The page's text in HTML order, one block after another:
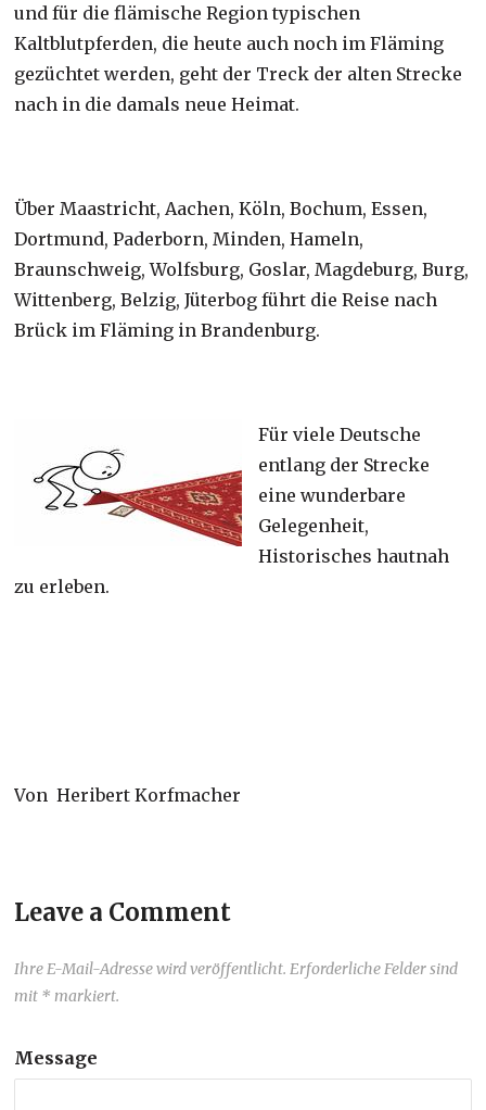
und für die flämische Region typischen
Kaltblutpferden, die heute auch noch im Fläming
gezüchtet werden, geht der Treck der alten Strecke
nach in die damals neue Heimat.
Über Maastricht, Aachen, Köln, Bochum, Essen,
Dortmund, Paderborn, Minden, Hameln,
Braunschweig, Wolfsburg, Goslar, Magdeburg, Burg,
Wittenberg, Belzig, Jüterbog führt die Reise nach
Brück im Fläming in Brandenburg.
Für viele Deutsche
entlang der Strecke
eine wunderbare
Gelegenheit,
Historisches hautnah
zu erleben.
Von Heribert Korfmacher
Leave a Comment
Ihre E-Mail-Adresse wird veröffentlicht. Erforderliche Felder sind
mit * markiert.
Message